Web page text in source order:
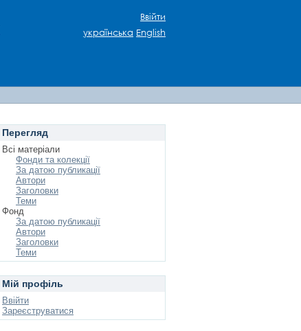
Ввійти
українська English
Перегляд
Всі матеріали
Фонди та колекції
За датою публикації
Автори
Заголовки
Теми
Фонд
За датою публикації
Автори
Заголовки
Теми
Мій профіль
Ввійти
Зареєструватися